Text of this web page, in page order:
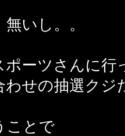
いし。。
ポーツさんに行
わせの抽選クジ
ことで